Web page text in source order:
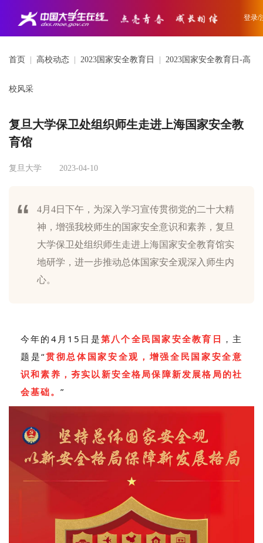
登录/
首页 高校动态 2023国家安全教育日 2023国家安全教育日-高
校风采
复旦大学保卫处组织师生走进上海国家安全教
育馆
复旦大学 2023-04-10
4月4日下午，为深入学习宣传贯彻党的二十大精
神，增强我校师生的国家安全意识和素养，复旦
大学保卫处组织师生走进上海国家安全教育馆实
地研学，进一步推动总体国家安全观深入师生内
心。
今年的4月15日是第八个全民国家安全教育日 ，主
题是“贯彻总体国家安全观，增强全民国家安全意
识和素养，夯实以新安全格局保障新发展格局的社
会基础。 ”